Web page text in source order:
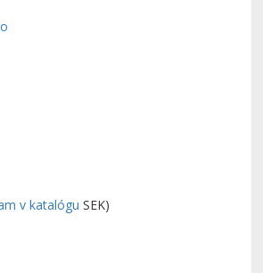
v katalógu SEK)